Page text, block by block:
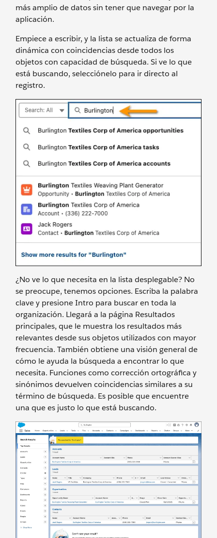
más amplio de datos sin tener que navegar por la
aplicación.
Empiece a escribir, y la lista se actualiza de forma
dinámica con coincidencias desde todos los
objetos con capacidad de búsqueda. Si ve lo que
está buscando, selecciónelo para ir directo al
registro.
¿No ve lo que necesita en la lista desplegable? No
se preocupe, tenemos opciones. Escriba la palabra
clave y presione Intro para buscar en toda la
organización. Llegará a la página Resultados
principales, que le muestra los resultados más
relevantes desde sus objetos utilizados con mayor
frecuencia. También obtiene una visión general de
cómo le ayuda la búsqueda a encontrar lo que
necesita. Funciones como corrección ortográfica y
sinónimos devuelven coincidencias similares a su
término de búsqueda. Es posible que encuentre
una que es justo lo que está buscando.